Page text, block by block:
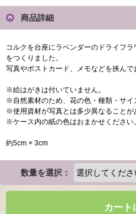
商品詳細
コルクを台座にラベンダーのドライフ
をつくりました。
写真やポストカード、メモなどを挟んで
※絵はがきは付いていません。
※自然素材のため、花の色・種類・サイ
※使用資材が写真とは多少異なることが
※ケース内の紙の色はおまかせください。
約5cm × 3cm
数量を選択：
カート